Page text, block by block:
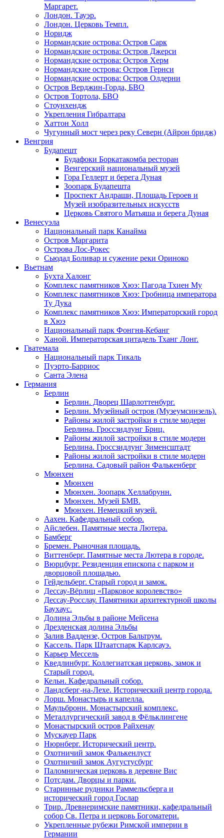
Маргарет.
Лондон. Тауэр.
Лондон. Церковь Темпл.
Норидж
Нормандские острова: Остров Сарк
Нормандские острова: Остров Джерси
Нормандские острова: Остров Херм
Нормандские острова: Остров Гернси
Нормандские острова: Остров Олдерни
Остров Верджин-Горда, БВО
Остров Тортола, БВО
Стоунхендж
Укрепления Гибралтара
Хаттон Холл
Чугунный мост через реку Северн (Айрон бридж)
Венгрия
Будапешт
Будафоки Боркатакомба ресторан
Венгерский национальный музей
Гора Геллерт и берега Дуная
Зоопарк Будапешта
Проспект Андраши, Площадь Героев и
Музей изобразительных искусств
Церковь Святого Матьяша и берега Дуная
Венесуэла
Национальный парк Канайма
Остров Маргарита
Острова Лос-Рокес
Сьюдад Боливар и сужение реки Ориноко
Вьетнам
Бухта Халонг
Комплекс памятников Хюэ: Пагода Тхиен Му
Комплекс памятников Хюэ: Гробница императора
Ту Дука
Комплекс памятников Хюэ: Императорский город
в Хюэ
Национальный парк Фонгня-Кебанг
Ханой. Императорская цитадель Тханг Лонг.
Гватемала
Национальный парк Тикаль
Пуэрто-Барриос
Санта Элена
Германия
Берлин
Берлин. Дворец Шарлоттенбург.
Берлин. Музейный остров (Музеумсинзель).
Районы жилой застройки в стиле модерн
Берлина. Гроссзидлунг Бриц.
Районы жилой застройки в стиле модерн
Берлина. Гроссзидлунг Зименсштадт
Районы жилой застройки в стиле модерн
Берлина. Садовый район Фалькенберг
Мюнхен
Мюнхен
Мюнхен. Зоопарк Хеллабрунн.
Мюнхен. Музей БМВ.
Мюнхен. Немецкий музей.
Аахен. Кафедральный собор.
Айслебен. Памятные места Лютера.
Бамберг
Бремен. Рыночная площадь.
Виттенберг. Памятные места Лютера в городе.
Вюрцбург. Резиденция епископа с парком и
дворцовой площадью.
Гейдельберг. Старый город и замок.
Дессау-Вёрлиц «Парковое королевство»
Дессау-Росслау. Памятники архитектурной школы
Баухаус.
Долина Эльбы в районе Мейсена
Дрезденская долина Эльбы
Залив Ваддензе, Остров Бальтрум.
Кассель. Парк Штаатспарк Карлсауэ.
Карьер Мессель
Кведлинбург. Коллегиатская церковь, замок и
Старый город.
Кельн. Кафедральный собор.
Ландсберг-на-Лехе. Исторический центр города.
Лорш. Монастырь и капелла.
Маульбронн. Монастырский комплекс.
Металлургический завод в Фёльклингене
Монастырский остров Райхенау
Мускауер Парк
Нюрнберг. Исторический центр.
Охотничий замок Фалькенлуст
Охотничий замок Аугустусбург
Паломническая церковь в деревне Вис
Потсдам. Дворцы и парки.
Старинные рудники Раммельсберга и
исторический город Гослар
Трир. Древнеримские памятники, кафедральный
собор Св. Петра и церковь Богоматери.
Укрепленные рубежи Римской империи в
Германии